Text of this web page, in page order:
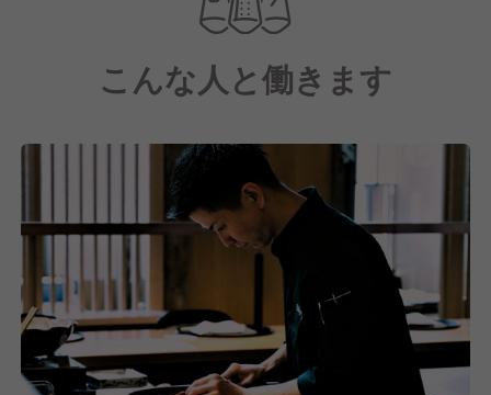
気や空間を大切にした、オシャレに飲食を楽しむお客
様に思い出に残る飲食体験をしていただくことで、日
常の小さな幸せを実感していただける価値を提供する
ことを目指しています。
■□お店作りのコンセプト□■
世の中の”おもしろい・あたらしい・たのしいをくす
この3つが揃ったブランドを作り、店舗展開を続けて
います。
「情報をキャッチする」というのも大切な仕事の一
部。
当社は流行を理解することやお客様のニーズをつかむ
こんな人と働きます